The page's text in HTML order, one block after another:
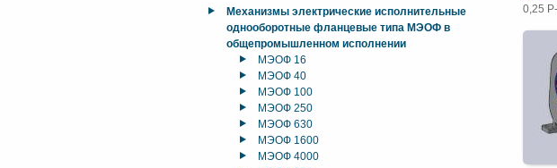
Механизмы электрические исполнительные
однооборотные фланцевые типа МЭОФ в
общепромышленном исполнении
МЭОФ 16
МЭОФ 40
МЭОФ 100
МЭОФ 250
МЭОФ 630
МЭОФ 1600
МЭОФ 4000
0,25